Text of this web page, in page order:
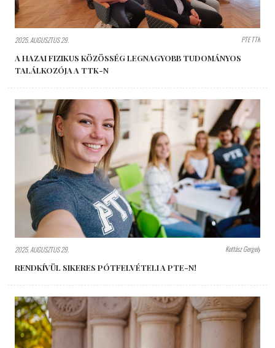
2025. AUGUSZTUS 29. PTE TTK
A HAZAI FIZIKUS KÖZÖSSÉG LEGNAGYOBB TUDOMÁNYOS
TALÁLKOZÓJA A TTK-N
2025. AUGUSZTUS 29. Kottász Gergely
RENDKÍVÜL SIKERES PÓTFELVÉTELI A PTE-N!